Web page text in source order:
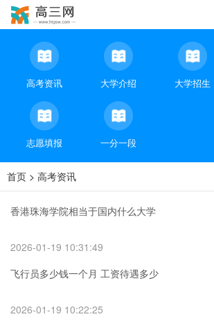
高考资讯 大学介绍 大学招生
志愿填报 一分一段
首页 > 高考资讯
香港珠海学院相当于国内什么大学
2026-01-19 10:31:49
飞行员多少钱一个月 工资待遇多少
2026-01-19 10:22:25